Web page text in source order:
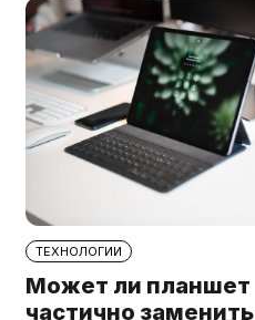
ТЕХНОЛОГИИ
Может ли планшет
частично заменить